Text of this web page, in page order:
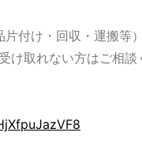
付け・回収・運搬等）
取れない方はご相談